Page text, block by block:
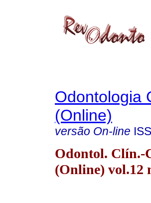
Odontologia
(Online)
versão On-line
Odontol. Clín.-
(Online) vol.12